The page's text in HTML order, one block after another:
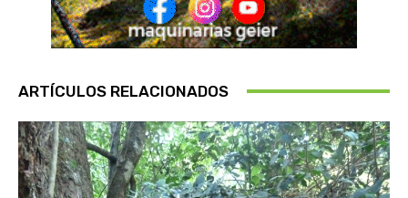
ARTÍCULOS RELACIONADOS